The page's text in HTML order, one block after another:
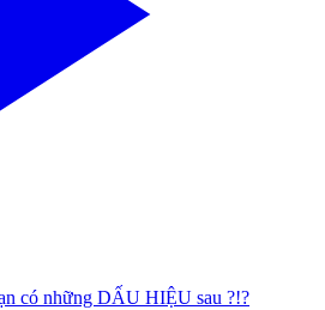
có những DẤU HIỆU sau ?!?